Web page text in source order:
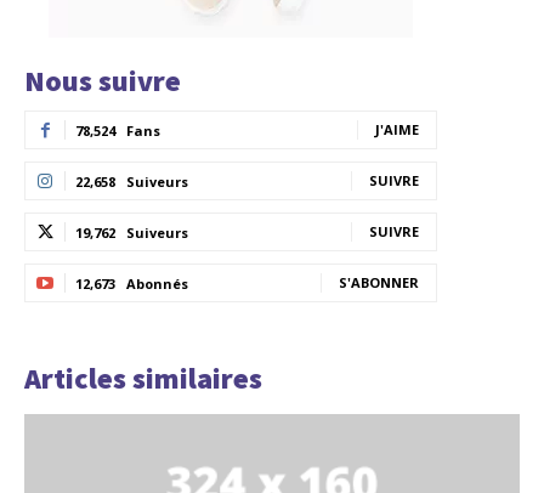
Nous suivre
78,524 Fans J'AIME
22,658 Suiveurs SUIVRE
19,762 Suiveurs SUIVRE
12,673 Abonnés S'ABONNER
Articles similaires